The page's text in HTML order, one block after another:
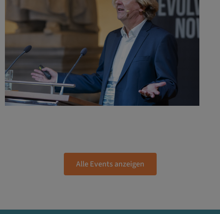
Alle Events anzeigen